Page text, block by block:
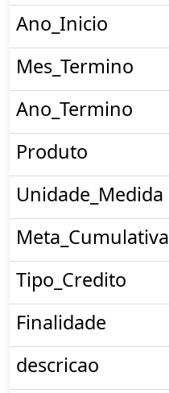
Ano_Inicio
Mes_Termino
Ano_Termino
Produto
Unidade_Medida
Meta_Cumulativa
Tipo_Credito
Finalidade
descricao